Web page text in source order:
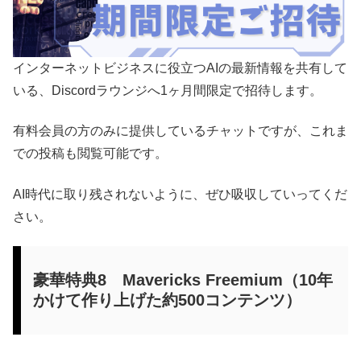
インターネットビジネスに役立つAIの最新情報を共有して
いる、Discordラウンジへ1ヶ月間限定で招待します。
有料会員の方のみに提供しているチャットですが、これま
での投稿も閲覧可能です。
AI時代に取り残されないように、ぜひ吸収していってくだ
さい。
豪華特典8 Mavericks Freemium（10年
かけて作り上げた約500コンテンツ）